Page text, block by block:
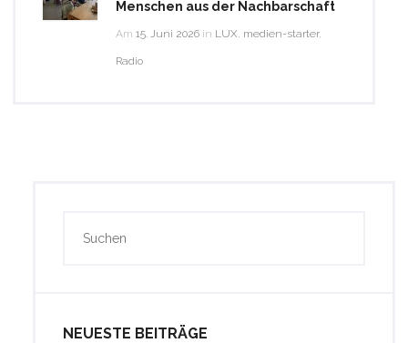
Menschen aus der Nachbarschaft
Am 15. Juni 2026 in LUX, medien-starter,
Radio
NEUESTE BEITRÄGE